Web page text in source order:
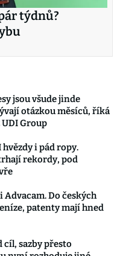
týdnů?
jsou všude jinde
otázkou měsíců, říká
UDI Group
i pád ropy.
rekordy, pod
Advacam. Do českých
patenty mají hned
cíl, sazby přesto